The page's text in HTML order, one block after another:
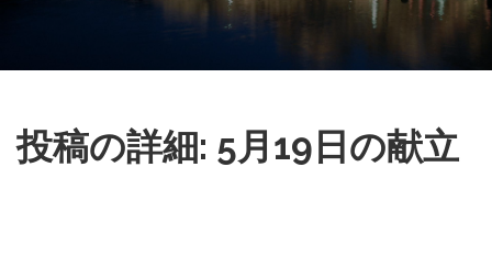
投稿の詳細: 5月19日の献立